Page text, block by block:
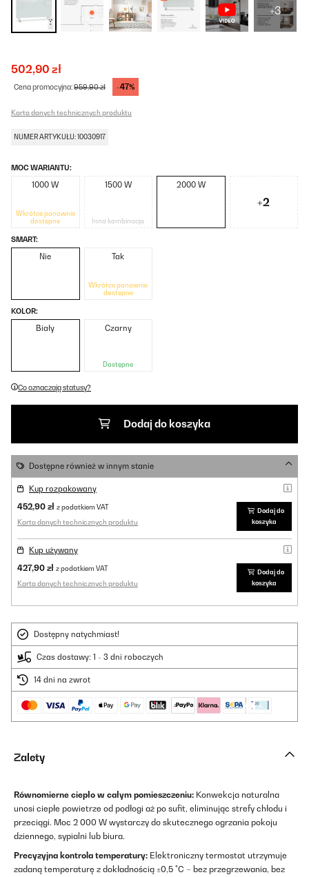
+3
502,90 zł
Cena promocyjna:959,90 zł -47%
Karta danych technicznych produktu
NUMER ARTYKUŁU: 10030917
MOC WARIANTU:
1000 W
Wkrótce ponownie
dostępne
1500 W
Inna kombinacja
2000 W
+2
SMART:
Nie Tak
Wkrótce ponownie
dostępne
KOLOR:
Biały Czarny
Dostępne
Co oznaczają statusy?
Dodaj do koszyka
Dostępne również w innym stanie
Kup rozpakowany
452,90 zł z podatkiem VAT
Karta danych technicznych produktu
Dodaj do
koszyka
Kup używany
427,90 zł z podatkiem VAT
Karta danych technicznych produktu
Dodaj do
koszyka
Dostępny natychmiast!
Czas dostawy: 1 - 3 dni roboczych
14 dni na zwrot
Zalety
Równomierne ciepło w całym pomieszczeniu: Konwekcja naturalna
unosi ciepłe powietrze od podłogi aż po sufit, eliminując strefy chłodu i
przeciągi. Moc 2 000 W wystarczy do skutecznego ogrzania pokoju
dziennego, sypialni lub biura.
Precyzyjna kontrola temperatury: Elektroniczny termostat utrzymuje
zadaną temperaturę z dokładnością ±0,5 °C – bez przegrzewania, bez